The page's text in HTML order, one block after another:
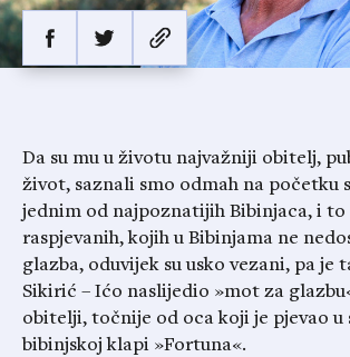
Da su mu u životu najvažniji obitelj,
život, saznali smo odmah na početku
jednim od najpoznatijih Bibinjaca, i to
raspjevanih, kojih u Bibinjama ne
glazba, oduvijek su usko vezani, pa je
Sikirić – Ićo naslijedio »mot za
obitelji, točnije od oca koji je pjevao u
bibinjskoj klapi »Fortuna«.